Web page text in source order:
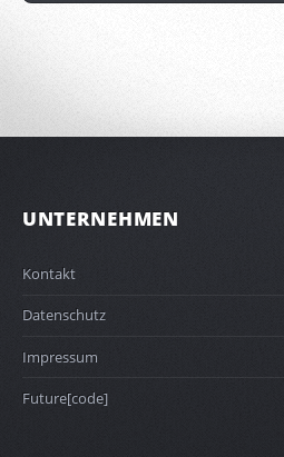
UNTERNEHMEN
Kontakt
Datenschutz
Impressum
Future[code]